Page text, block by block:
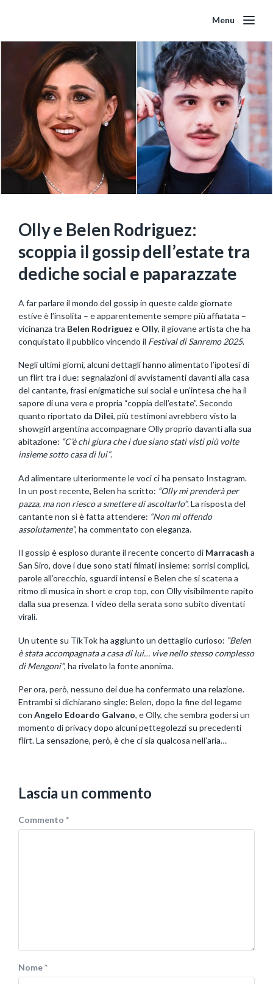
Menu
Olly e Belen Rodriguez:
scoppia il gossip dell’estate tra
dediche social e paparazzate
A far parlare il mondo del gossip in queste calde giornate
estive è l’insolita – e apparentemente sempre più affiatata –
vicinanza tra Belen Rodriguez e Olly, il giovane artista che ha
conquistato il pubblico vincendo il Festival di Sanremo 2025.
Negli ultimi giorni, alcuni dettagli hanno alimentato l’ipotesi di
un flirt tra i due: segnalazioni di avvistamenti davanti alla casa
del cantante, frasi enigmatiche sui social e un’intesa che ha il
sapore di una vera e propria “coppia dell’estate”. Secondo
quanto riportato da Dilei, più testimoni avrebbero visto la
showgirl argentina accompagnare Olly proprio davanti alla sua
abitazione: “C’è chi giura che i due siano stati visti più volte
insieme sotto casa di lui”.
Ad alimentare ulteriormente le voci ci ha pensato Instagram.
In un post recente, Belen ha scritto: “Olly mi prenderà per
pazza, ma non riesco a smettere di ascoltarlo”. La risposta del
cantante non si è fatta attendere: “Non mi offendo
assolutamente”, ha commentato con eleganza.
Il gossip è esploso durante il recente concerto di Marracash a
San Siro, dove i due sono stati filmati insieme: sorrisi complici,
parole all’orecchio, sguardi intensi e Belen che si scatena a
ritmo di musica in short e crop top, con Olly visibilmente rapito
dalla sua presenza. I video della serata sono subito diventati
virali.
Un utente su TikTok ha aggiunto un dettaglio curioso: “Belen
è stata accompagnata a casa di lui… vive nello stesso complesso
di Mengoni”, ha rivelato la fonte anonima.
Per ora, però, nessuno dei due ha confermato una relazione.
Entrambi si dichiarano single: Belen, dopo la fine del legame
con Angelo Edoardo Galvano, e Olly, che sembra godersi un
momento di privacy dopo alcuni pettegolezzi su precedenti
flirt. La sensazione, però, è che ci sia qualcosa nell’aria…
Lascia un commento
Commento *
Nome*